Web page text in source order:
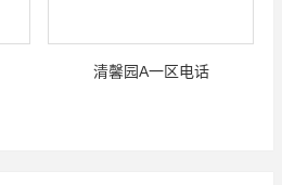
清馨园A一区电话